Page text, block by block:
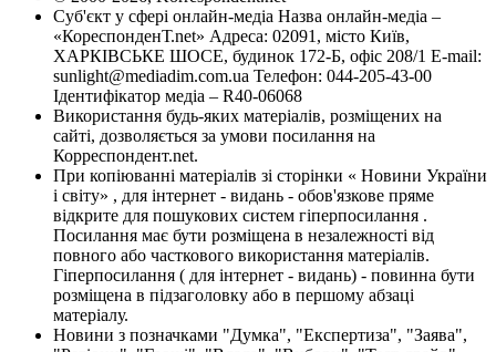
Суб'єкт у сфері онлайн-медіа Назва онлайн-медіа –
«КореспонденТ.net» Адреса: 02091, місто Київ,
ХАРКІВСЬКЕ ШОСЕ, будинок 172-Б, офіс 208/1 E-mail:
sunlight@mediadim.com.ua Телефон: 044-205-43-00
Ідентифікатор медіа – R40-06068
Використання будь-яких матеріалів, розміщених на
сайті, дозволяється за умови посилання на
Корреспондент.net.
При копіюванні матеріалів зі сторінки « Новини України
і світу» , для інтернет - видань - обов'язкове пряме
відкрите для пошукових систем гіперпосилання .
Посилання має бути розміщена в незалежності від
повного або часткового використання матеріалів.
Гіперпосилання ( для інтернет - видань) - повинна бути
розміщена в підзаголовку або в першому абзаці
матеріалу.
Новини з позначками "Думка", "Експертиза", "Заява",